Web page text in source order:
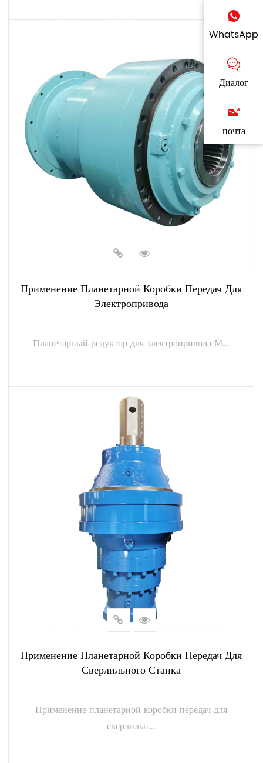
WhatsApp
Диалог
почта
Применение Планетарной Коробки Передач Для
Электропривода
Планетарный редуктор для электропривода М...
ПОСМОТРЕТЬ БОЛЬШЕ
Применение Планетарной Коробки Передач Для
Сверлильного Станка
Применение планетарной коробки передач для
сверлильн...